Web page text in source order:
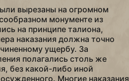
вырезаны на огромном
монументе из
на принципе талиона,
наказания должна точно
ущербу. За
полагались столь же
без какой-либо иной
Многие наказания